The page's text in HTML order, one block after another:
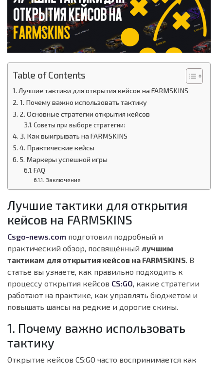
Table of Contents
Лучшие тактики для открытия кейсов на FARMSKINS
1. Почему важно использовать тактику
2. Основные стратегии открытия кейсов
Советы при выборе стратегии:
3. Как выигрывать на FARMSKINS
4. Практические кейсы
5. Маркеры успешной игры
FAQ
Заключение
Лучшие тактики для открытия
кейсов на FARMSKINS
Csgo-news.com подготовил подробный и
практический обзор, посвящённый лучшим
тактикам для открытия кейсов на FARMSKINS. В
статье вы узнаете, как правильно подходить к
процессу открытия кейсов CS:GO, какие стратегии
работают на практике, как управлять бюджетом и
повышать шансы на редкие и дорогие скины.
1. Почему важно использовать
тактику
Открытие кейсов CS:GO часто воспринимается как